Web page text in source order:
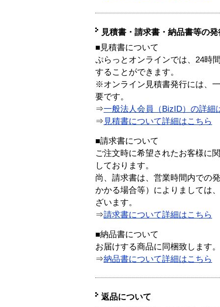
見積書・請求書・納品書等の
■見積書について
ぷらっとオンラインでは、24時
することができます。
※オンライン見積書発行には、
要です。
⇒一般法人会員（BizID）の詳細
⇒ 見積書について詳細はこちら
■請求書について
ご注文時に希望されたお客様に
しております。
尚、請求書は、営業時間内での
かかる場合等）によりましては
ざいます。
⇒請求書について詳細はこちら
■納品書について
お届けする商品に同梱致します。
⇒納品書について詳細はこちら
返品について